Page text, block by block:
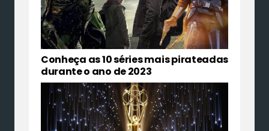
Conheça as 10 séries mais pirateadas
durante o ano de 2023